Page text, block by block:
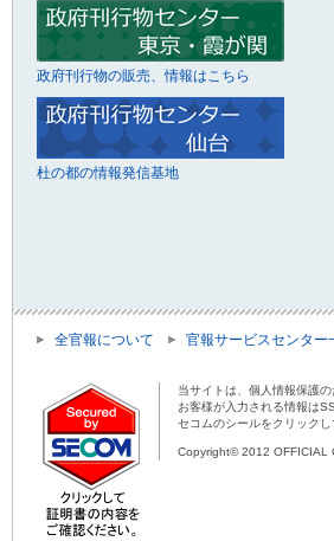
政府刊行物の販売、情報はこちら
杜の都の情報発信基地
全官報について 官報サービスセンター
当サイトは、個人情報保護
お客様が入力される情報は
セコムのシールをクリック
Copyright© 2012 OFFICIAL